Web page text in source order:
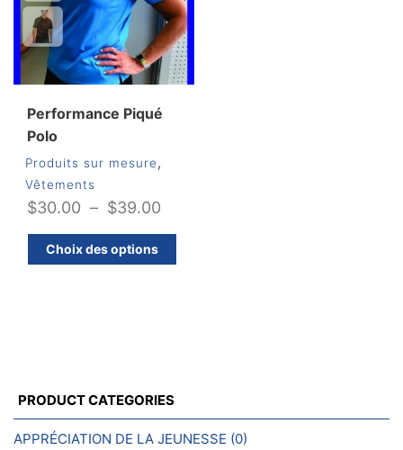
Performance Piqué
Polo
Produits sur mesure,
Vêtements
$30.00 – $39.00
de
Choix des options
choisies
PRODUCT CATEGORIES
APPRÉCIATION DE LA JEUNESSE (0)